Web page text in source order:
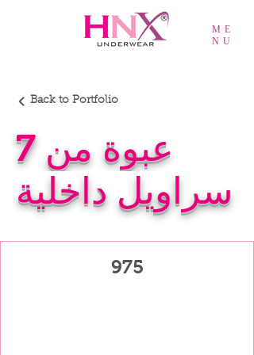
ME
NU
Back to Portfolio
عبوة من 7
سراويل داخلية
975